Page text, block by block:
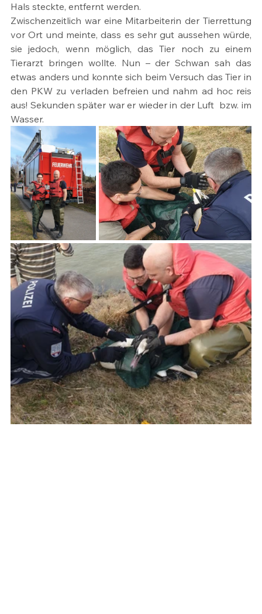
Hals steckte, entfernt werden.
Zwischenzeitlich war eine Mitarbeiterin der Tierrettung
vor Ort und meinte, dass es sehr gut aussehen würde,
sie jedoch, wenn möglich, das Tier noch zu einem
Tierarzt bringen wollte. Nun – der Schwan sah das
etwas anders und konnte sich beim Versuch das Tier in
den PKW zu verladen befreien und nahm ad hoc reis
aus! Sekunden später war er wieder in der Luft  bzw. im
Wasser.